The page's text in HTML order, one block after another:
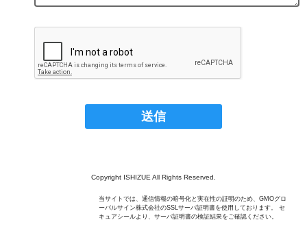
Copyright ISHIZUE All Rights Reserved.
当サイトでは、通信情報の暗号化と実在性の証明のため、GMOグロ
ーバルサイン株式会社のSSLサーバ証明書を使用しております。 セ
キュアシールより、サーバ証明書の検証結果をご確認ください。